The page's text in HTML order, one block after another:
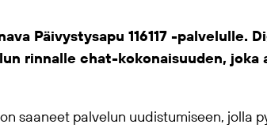
Päivystysapu 116117 -palvelulle.
rinnalle chat-kokonaisuuden, joka
saaneet palvelun uudistumiseen, jolla